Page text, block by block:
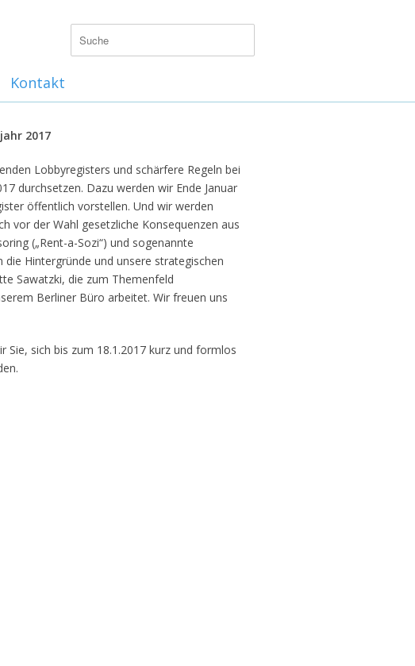
Kontakt
2017
Lobbyregisters und schärfere Regeln bei
durchsetzen. Dazu werden wir Ende Januar
öffentlich vorstellen. Und wir werden
vor der Wahl gesetzliche Konsequenzen aus
(„Rent-a-Sozi“) und sogenannte
die Hintergründe und unsere strategischen
Sawatzki, die zum Themenfeld
Berliner Büro arbeitet. Wir freuen uns
Sie, sich bis zum 18.1.2017 kurz und formlos